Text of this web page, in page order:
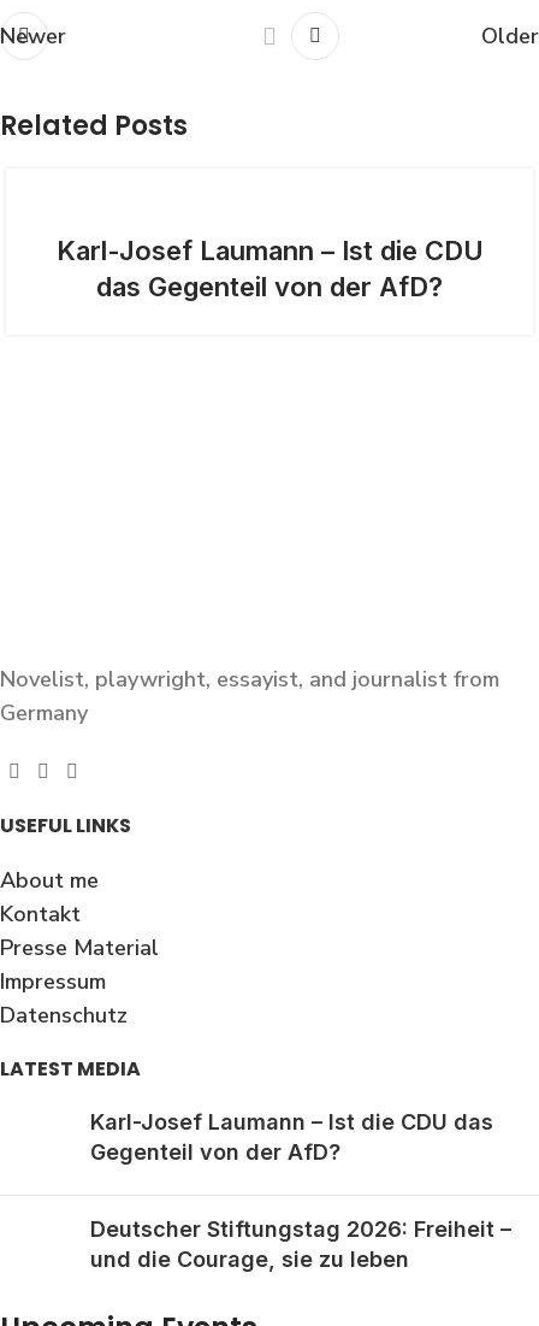
Newer Older
Related Posts
Karl-Josef Laumann – Ist die CDU
das Gegenteil von der AfD?
Novelist, playwright, essayist, and journalist from
Germany
USEFUL LINKS
About me
Kontakt
Presse Material
Impressum
Datenschutz
LATEST MEDIA
Karl-Josef Laumann – Ist die CDU das
Gegenteil von der AfD?
Deutscher Stiftungstag 2026: Freiheit –
und die Courage, sie zu leben